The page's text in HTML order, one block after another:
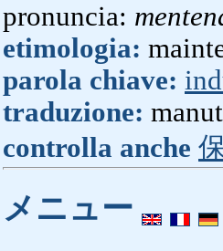
pronuncia:
etimologia:
parola chiave:
traduzione:
controlla anche
メニュー